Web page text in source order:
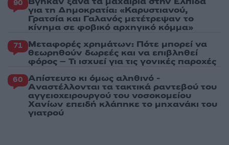
90
για τη Δημοκρατία: «Καρυστιανού,
Γρατσία και Γαλανός μετέτρεψαν το
κίνημα σε φοβικό αρχηγικό κόμμα»
71 Μεταφορές χρημάτων: Πότε μπορεί να
θεωρηθούν δωρεές και να επιβληθεί
φόρος – Τι ισχυεί για τις γονικές παροχές
60 Απίστευτο κι όμως αληθινό -
Aναστέλλονται τα τακτικά ραντεβού του
αγγειοχειρουργού του νοσοκομείου
Χανίων επειδή κλάπηκε το μηχανάκι του
γιατρού